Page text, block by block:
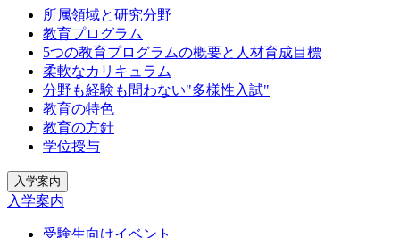
所属領域と研究分野
教育プログラム
5つの教育プログラムの概要と人材育成目標
柔軟なカリキュラム
分野も経験も問わない"多様性入試"
教育の特色
教育の方針
学位授与
入学案内
入学案内
受験生向けイベント